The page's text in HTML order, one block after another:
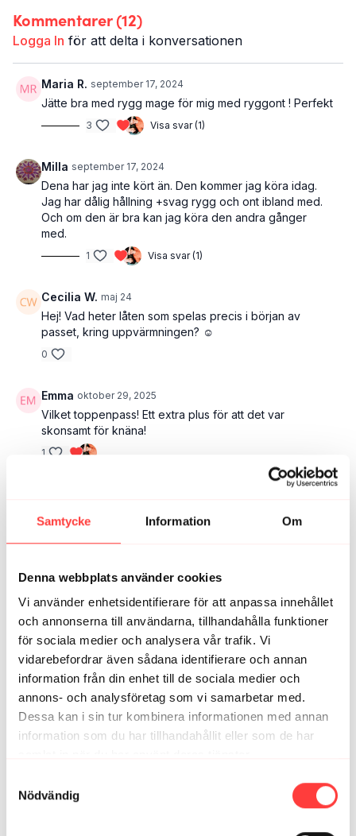
Samtycke Information Om
Denna webbplats använder cookies
Vi använder enhetsidentifierare för att anpassa innehållet
och annonserna till användarna, tillhandahålla funktioner
för sociala medier och analysera vår trafik. Vi
vidarebefordrar även sådana identifierare och annan
information från din enhet till de sociala medier och
annons- och analysföretag som vi samarbetar med.
Dessa kan i sin tur kombinera informationen med annan
information som du har tillhandahållit eller som de har
Nödvändig
Kommentarer (12)
Logga In för att delta i konversationen
Maria R. september 17, 2024
Jätte bra med rygg mage för mig med ryggont ! Perfekt
3 Visa svar (1)
Milla september 17, 2024
Dena har jag inte kört än. Den kommer jag köra idag.
Jag har dålig hållning +svag rygg och ont ibland med.
Och om den är bra kan jag köra den andra gånger
med.
1 Visa svar (1)
Cecilia W. maj 24
Hej! Vad heter låten som spelas precis i början av
passet, kring uppvärmningen? ☺️
0
Emma oktober 29, 2025
Vilket toppenpass! Ett extra plus för att det var
skonsamt för knäna!
1
Lina H. september 22, 2024
Så bra avslut på veckan! Precis vad jag behövde 👌🏻
1
Hanna september 19, 2024
Greit pass!!
1
Viktoria O. september 16, 2024